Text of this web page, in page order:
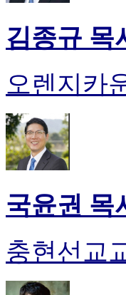
김종규 목
오렌지카
국윤권 목
충현선교